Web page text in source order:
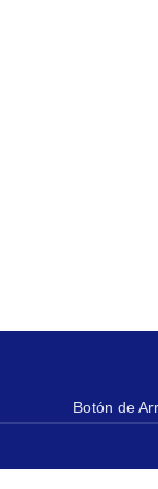
Botón de